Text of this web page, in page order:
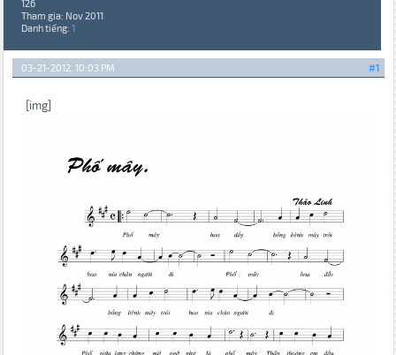
126
Tham gia: Nov 2011
Danh tiếng: 1
#1
03-21-2012, 10:03 PM
[img]